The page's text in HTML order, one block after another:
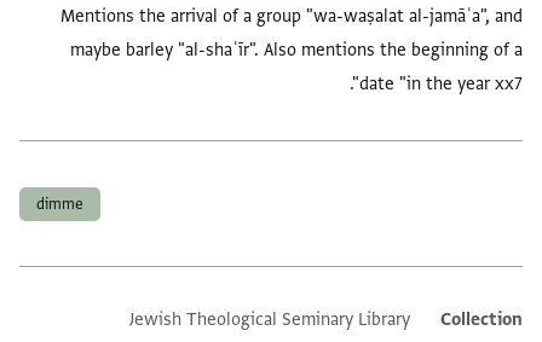
Mentions the arrival of a group "wa-waṣalat al-jamāʿa", and
maybe barley "al-shaʿīr". Also mentions the beginning of a
date "in the year xx7".
dimme
Additional metadata
Collection
Jewish Theological Seminary Library